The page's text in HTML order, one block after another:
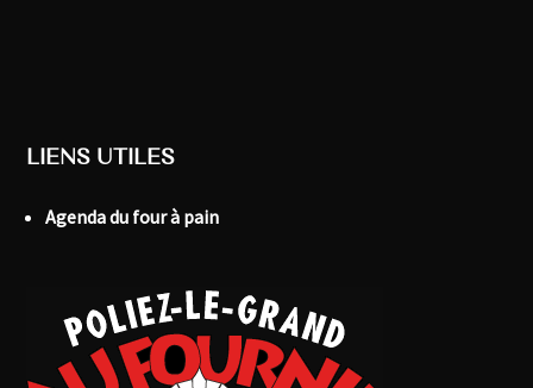
LIENS UTILES
Agenda du four à pain